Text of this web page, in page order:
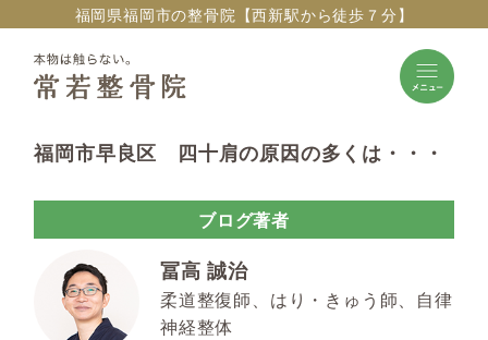
福岡県福岡市の整骨院【西新駅から徒歩７分】
福岡市早良区 四十肩の原因の多くは・・・
ブログ著者
冨高 誠治
柔道整復師、はり・きゅう師、自律
神経整体